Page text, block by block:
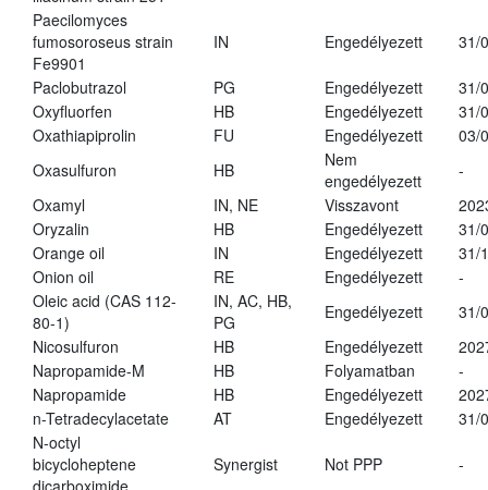
Paecilomyces
fumosoroseus strain
Fe9901
IN Engedélyezett 31/
Paclobutrazol PG Engedélyezett
31/
Oxyfluorfen
HB Engedélyezett
31/
Oxathiapiprolin
FU Engedélyezett
03/
Oxasulfuron
HB
Nem
engedélyezett
-
Oxamyl
IN, NE Visszavont
Oryzalin
HB Engedélyezett
31/
Orange oil
IN Engedélyezett
31/
Onion oil
RE Engedélyezett
-
Oleic acid (CAS 112-
80-1)
IN, AC, HB,
PG
Engedélyezett
31/
Nicosulfuron
HB Engedélyezett
Napropamide-M
HB Folyamatban
-
Napropamide
HB Engedélyezett
n-Tetradecylacetate
AT Engedélyezett
31/
N-octyl
bicycloheptene
Synergist Not PPP -